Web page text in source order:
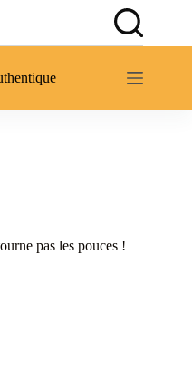
pas les pouces !